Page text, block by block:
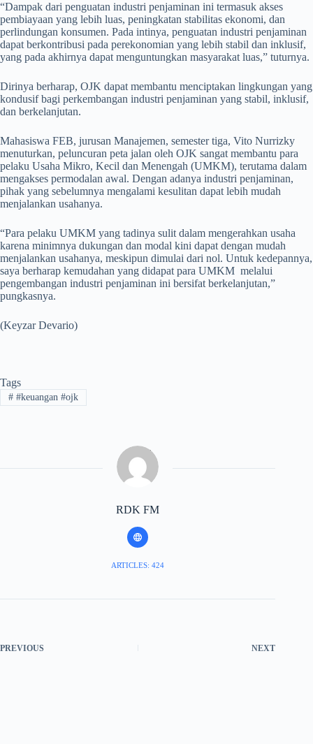
“Dampak dari penguatan industri penjaminan ini termasuk akses
pembiayaan yang lebih luas, peningkatan stabilitas ekonomi, dan
perlindungan konsumen. Pada intinya, penguatan industri penjaminan
dapat berkontribusi pada perekonomian yang lebih stabil dan inklusif,
yang pada akhirnya dapat menguntungkan masyarakat luas,” tuturnya.
Dirinya berharap, OJK dapat membantu menciptakan lingkungan yang
kondusif bagi perkembangan industri penjaminan yang stabil, inklusif,
dan berkelanjutan.
Mahasiswa FEB, jurusan Manajemen, semester tiga, Vito Nurrizky
menuturkan, peluncuran peta jalan oleh OJK sangat membantu para
pelaku Usaha Mikro, Kecil dan Menengah (UMKM), terutama dalam
mengakses permodalan awal. Dengan adanya industri penjaminan,
pihak yang sebelumnya mengalami kesulitan dapat lebih mudah
menjalankan usahanya.
“Para pelaku UMKM yang tadinya sulit dalam mengerahkan usaha
karena minimnya dukungan dan modal kini dapat dengan mudah
menjalankan usahanya, meskipun dimulai dari nol. Untuk kedepannya,
saya berharap kemudahan yang didapat para UMKM melalui
pengembangan industri penjaminan ini bersifat berkelanjutan,”
pungkasnya.
(Keyzar Devario)
Tags
##keuangan #ojk
RDK FM
ARTICLES: 424
PREVIOUS NEXT